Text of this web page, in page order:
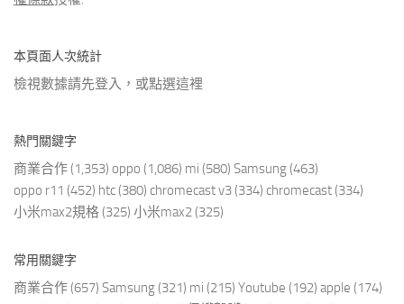
本頁面人次統計
檢視數據請先登入，或點選這裡
熱門關鍵字
商業合作 (1,353) oppo (1,086) mi (580) Samsung (463)
oppo r11 (452) htc (380) chromecast v3 (334) chromecast (334)
小米max2規格 (325) 小米max2 (325)
常用關鍵字
商業合作 (657) Samsung (321) mi (215) Youtube (192) apple (174)